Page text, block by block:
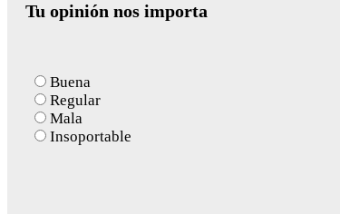
Tu opinión nos importa
Buena
Regular
Mala
Insoportable